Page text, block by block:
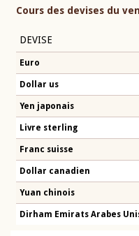
Cours des devises du
DEVISE
Euro
Dollar us
Yen japonais
Livre sterling
Franc suisse
Dollar canadien
Yuan chinois
Dirham Emirats Arabes